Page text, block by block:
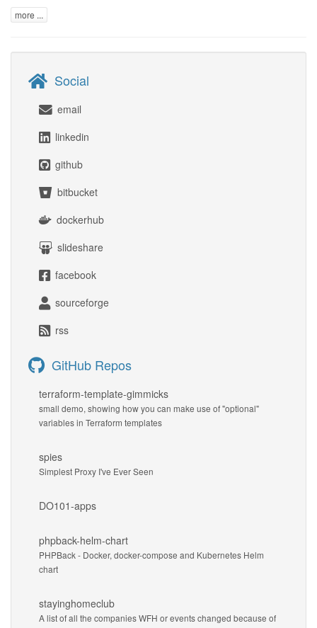
more ...
Social
email
linkedin
github
bitbucket
dockerhub
slideshare
facebook
sourceforge
rss
GitHub Repos
terraform-template-gimmicks
small demo, showing how you can make use of "optional"
variables in Terraform templates
spies
Simplest Proxy I've Ever Seen
DO101-apps
phpback-helm-chart
PHPBack - Docker, docker-compose and Kubernetes Helm
chart
stayinghomeclub
A list of all the companies WFH or events changed because of